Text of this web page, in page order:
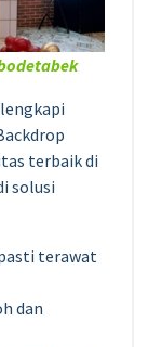
terbaik di
solusi
terawat
dan